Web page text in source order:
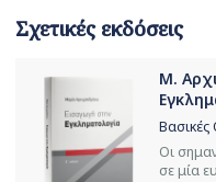
Σχετικές εκδόσεις
Μ.
Βασικές
Οι
σε μία